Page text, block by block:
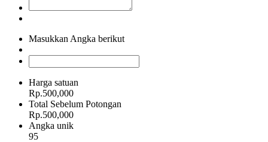
Masukkan Angka berikut
Harga satuan
Rp.500,000
Total Sebelum Potongan
Rp.500,000
Angka unik
95